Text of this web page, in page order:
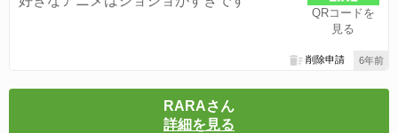
QRコードを
見る
6年前
削除申請
RARAさん
詳細を見る